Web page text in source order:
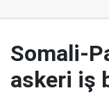
Somali-
askeri iş